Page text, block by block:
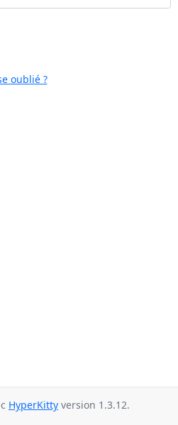
oublié ?
HyperKitty version 1.3.12.